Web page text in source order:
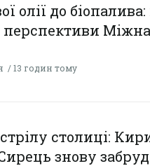
олії до біопалива:
перспективи
13 годин тому
столиці:
знову